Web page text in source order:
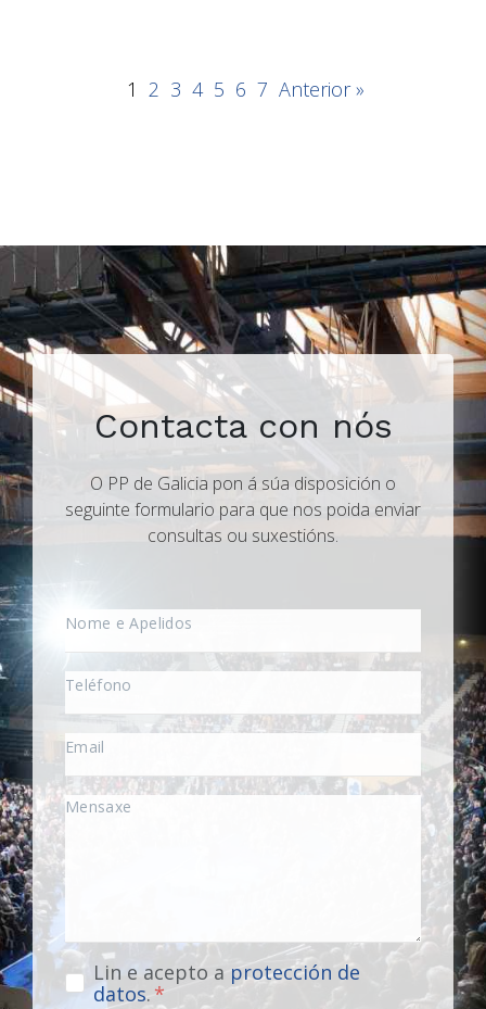
1 2 3 4 5 6 7 Anterior »
Contacta con nós
O PP de Galicia pon á súa disposición o
seguinte formulario para que nos poida enviar
consultas ou suxestións.
Lin e acepto a protección de
datos.